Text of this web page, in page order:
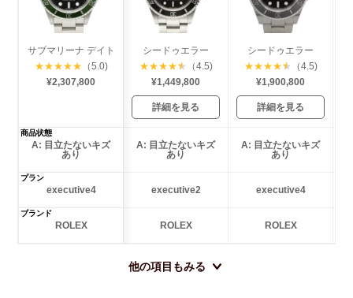
サブマリーナ デイト
★★★★★ （5.0)
¥2,307,800
シードゥエラー
★★★★★
（4.5)
¥1,449,800
詳細を見る
シードゥエラー
★★★★★
（4.5)
¥1,900,800
詳細を見る
商品状態
A: 目立たないキズ
あり
A: 目立たないキズ
あり
A: 目立たないキズ
あり
プラン
executive4 executive2 executive4
ブランド
ROLEX ROLEX ROLEX
他の項目もみる